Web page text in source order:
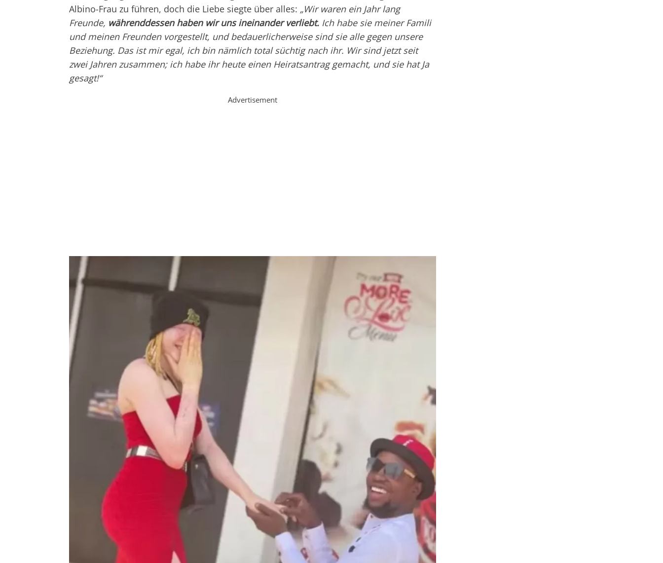
Albino-Frau zu führen, doch die Liebe siegte über alles: „Wir waren ein Jahr lang
Freunde, währenddessen haben wir uns ineinander verliebt. Ich habe sie meiner Famili
und meinen Freunden vorgestellt, und bedauerlicherweise sind sie alle gegen unsere
Beziehung. Das ist mir egal, ich bin nämlich total süchtig nach ihr. Wir sind jetzt seit
zwei Jahren zusammen; ich habe ihr heute einen Heiratsantrag gemacht, und sie hat Ja
gesagt!“
Advertisement